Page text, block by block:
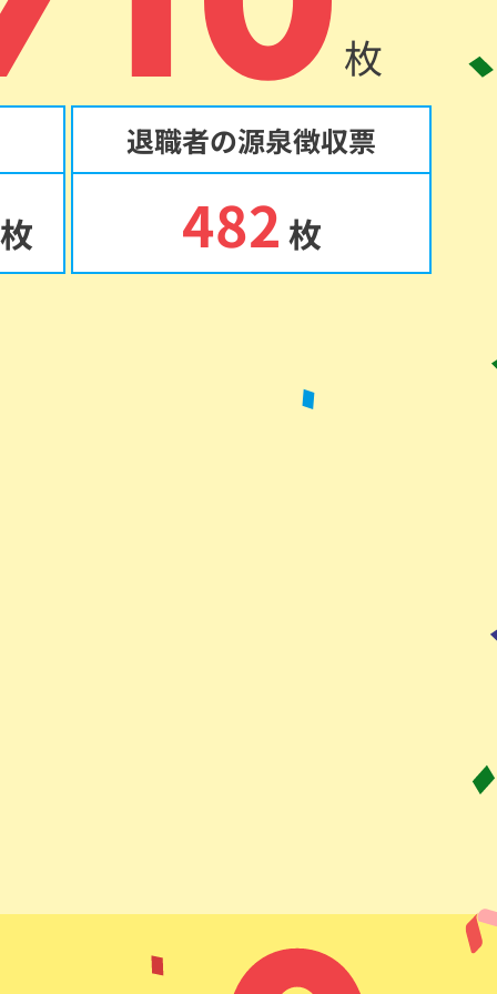
枚
退職者の源泉徴収票
枚 482 枚